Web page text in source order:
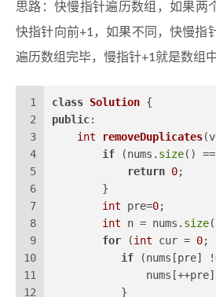
思路：快慢指针遍历数组，如果两
快指针向前+1，如果不同，快慢指
遍历数组完毕，慢指针+1就是数组
1
2
3
4
5
6
7
8
9
10
11
12
class Solution {
public:
int
removeDuplicates
if (nums. size() ==
return 0;
        }
int pre=0;
int n = nums. size
for (int cur = 0;
if (nums[pre]
           }